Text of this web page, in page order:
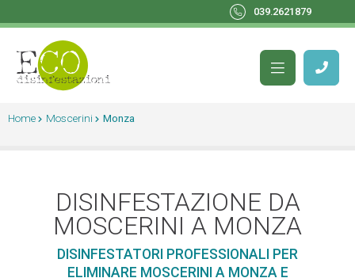
039.2621879
Home Moscerini Monza
DISINFESTAZIONE DA
MOSCERINI A MONZA
DISINFESTATORI PROFESSIONALI PER
ELIMINARE MOSCERINI A MONZA E